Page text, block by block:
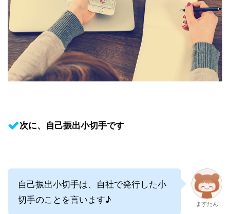
次に、自己振出小切手です
自己振出小切手は、自社で発行した小
切手のことを言います♪
ますたん